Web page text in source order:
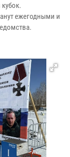
ежегодными и